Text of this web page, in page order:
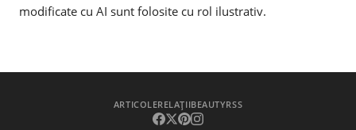
modificate cu AI sunt folosite cu rol ilustrativ.
ARTICOLERELAȚIIBEAUTYRSS